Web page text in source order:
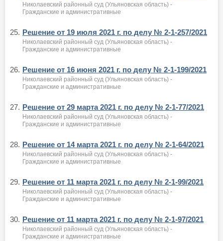
Николаевский районный суд (Ульяновская область) -
Гражданские и административные
25. Решение от 19 июля 2021 г. по делу № 2-1-257/2021
Николаевский районный суд (Ульяновская область) -
Гражданские и административные
26. Решение от 16 июня 2021 г. по делу № 2-1-199/2021
Николаевский районный суд (Ульяновская область) -
Гражданские и административные
27. Решение от 29 марта 2021 г. по делу № 2-1-77/2021
Николаевский районный суд (Ульяновская область) -
Гражданские и административные
28. Решение от 14 марта 2021 г. по делу № 2-1-64/2021
Николаевский районный суд (Ульяновская область) -
Гражданские и административные
29. Решение от 11 марта 2021 г. по делу № 2-1-99/2021
Николаевский районный суд (Ульяновская область) -
Гражданские и административные
30. Решение от 11 марта 2021 г. по делу № 2-1-97/2021
Николаевский районный суд (Ульяновская область) -
Гражданские и административные